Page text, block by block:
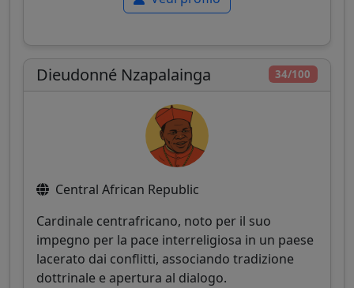
34/100
Dieudonné Nzapalainga
Central African Republic
Cardinale centrafricano, noto per il suo
impegno per la pace interreligiosa in un paese
lacerato dai conflitti, associando tradizione
dottrinale e apertura al dialogo.